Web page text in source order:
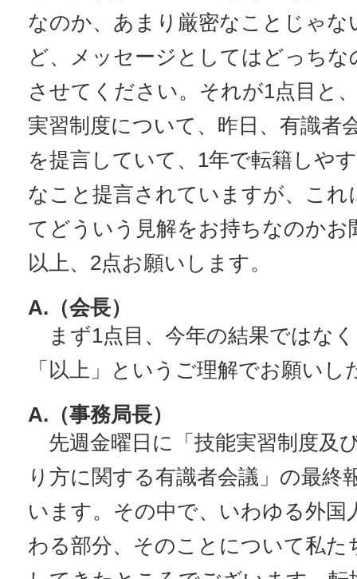
なのか、あまり厳密なことじゃな
ど、メッセージとしてはどっち
させてください。それが1点目と
実習制度について、昨日、有識者
を提言していて、1年で転籍しや
なこと提言されていますが、これ
てどういう見解をお持ちなのかお
以上、2点お願いします。
A.（会長）
まず1点目、今年の結果ではな
「以上」というご理解でお願い
A.（事務局長）
先週金曜日に「技能実習制度及
り方に関する有識者会議」の最終
います。その中で、いわゆる外国
わる部分、そのことについて私た